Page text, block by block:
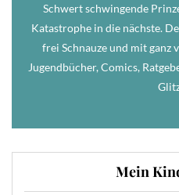
Schwert schwingende
Katastrophe in die nächste.
frei Schnauze und mit ganz
Jugendbücher, Comics,
Mein